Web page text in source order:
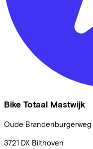
Bike Totaal Mastwijk
Oude Brandenburgerweg
3721 DX Bilthoven